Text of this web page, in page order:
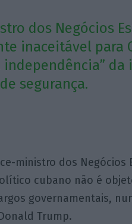
dos Negócios
inaceitável para
independência”
segurança.
ministro dos Negócios
cubano não é
governamentais,
Trump.